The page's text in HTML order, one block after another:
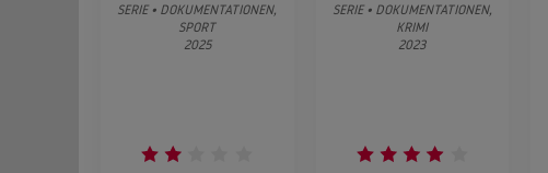
SERIE • DOKUMENTATIONEN,
SPORT
2025
SERIE • DOKUMENTATIONEN,
KRIMI
2023